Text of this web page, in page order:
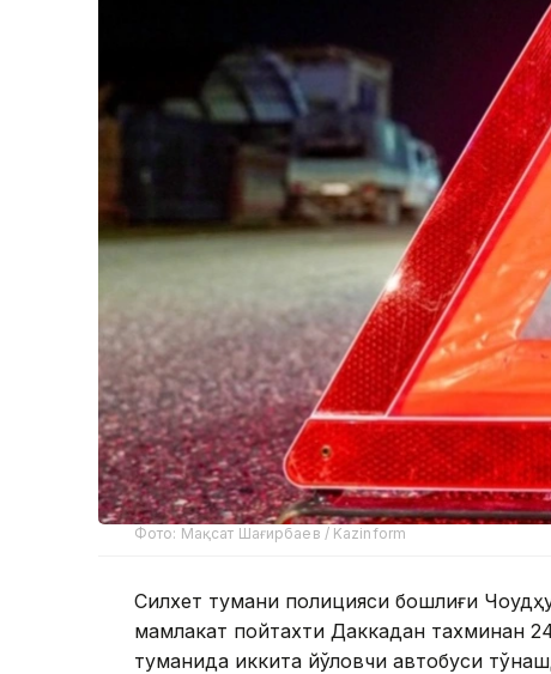
Фото: Мақсат Шағирбаев / Kazinform
Силхет тумани полицияси бошлиғи
мамлакат пойтахти Даккадан тахминан
туманида иккита йўловчи автобуси